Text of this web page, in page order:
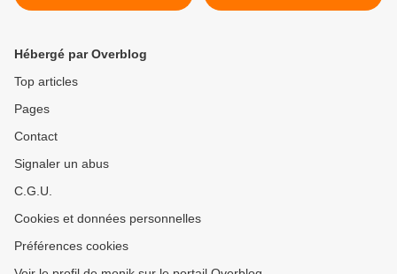
dossier
Hébergé par Overblog
Top articles
Pages
Contact
Signaler un abus
C.G.U.
Cookies et données personnelles
Préférences cookies